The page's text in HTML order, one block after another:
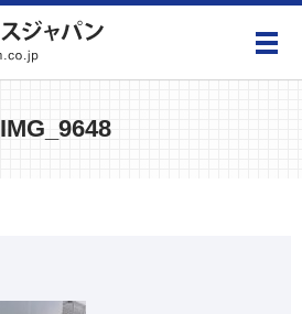
メ
IMG_9648